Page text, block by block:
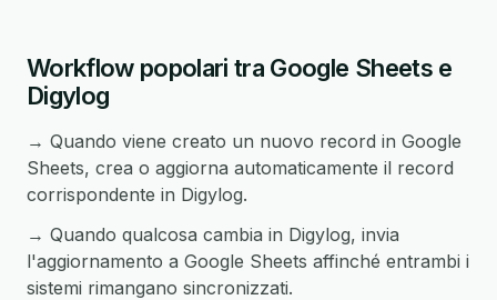
Workflow popolari tra Google Sheets e
Digylog
→ Quando viene creato un nuovo record in Google
Sheets, crea o aggiorna automaticamente il record
corrispondente in Digylog.
→ Quando qualcosa cambia in Digylog, invia
l'aggiornamento a Google Sheets affinché entrambi i
sistemi rimangano sincronizzati.